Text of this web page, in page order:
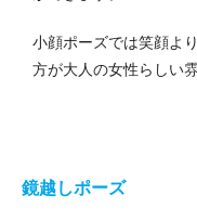
小顔ポーズでは笑顔よ
方が大人の女性らしい
鏡越しポーズ